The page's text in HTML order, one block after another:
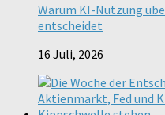
Warum KI-Nutzung
entscheidet
16 Juli, 2026